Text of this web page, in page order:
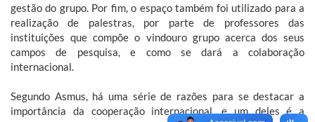
gestão do grupo. Por fim, o espaço também foi utilizado para a
realização de palestras, por parte de professores das
instituições que compõe o vindouro grupo acerca dos seus
campos de pesquisa, e como se dará a colaboração
internacional.
Segundo Asmus, há uma série de razões para se destacar a
importância da cooperação internacional, e um deles é a